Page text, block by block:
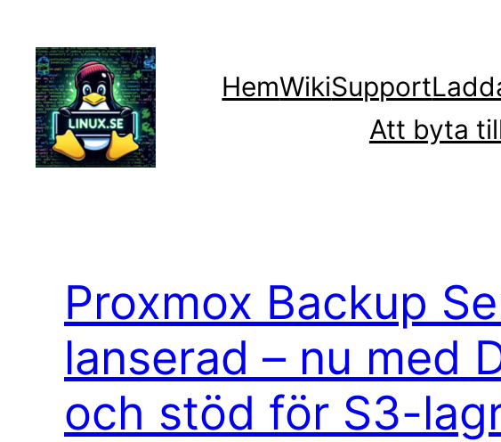
innehåll
HemWikiSupport
Att byta
Proxmox Backup
lanserad – nu med
och stöd för S3-